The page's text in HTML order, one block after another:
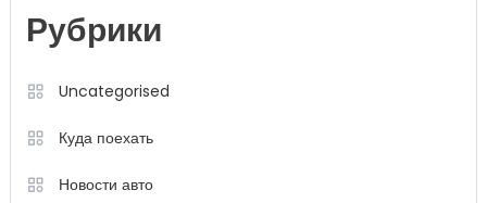
Рубрики
Uncategorised
Куда поехать
Новости авто